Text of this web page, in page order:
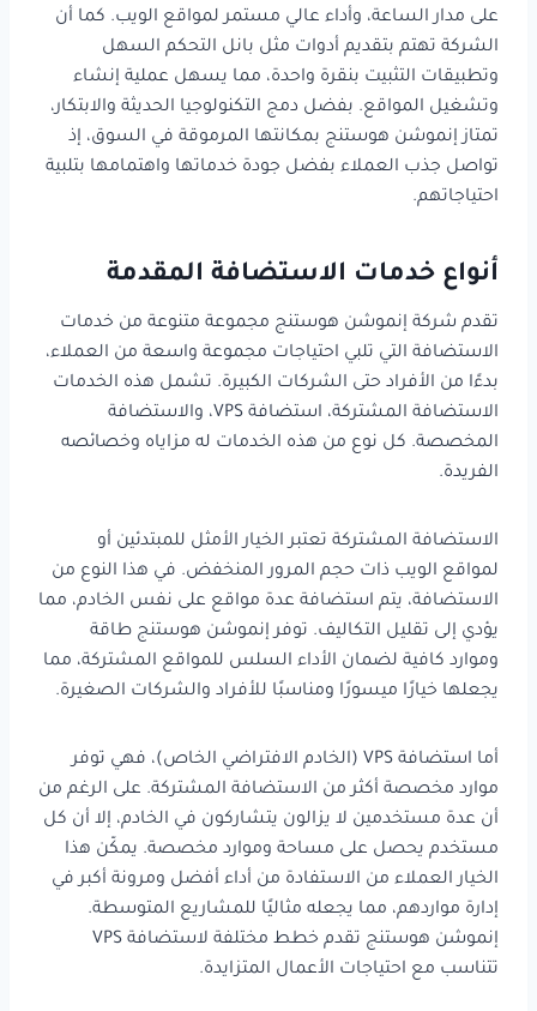
على مدار الساعة، وأداء عالي مستمر لمواقع الويب. كما أن
الشركة تهتم بتقديم أدوات مثل بانل التحكم السهل
وتطبيقات التثبيت بنقرة واحدة، مما يسهل عملية إنشاء
وتشغيل المواقع. بفضل دمج التكنولوجيا الحديثة والابتكار،
تمتاز إنموشن هوستنج بمكانتها المرموقة في السوق، إذ
تواصل جذب العملاء بفضل جودة خدماتها واهتمامها بتلبية
احتياجاتهم.
أنواع خدمات الاستضافة المقدمة
تقدم شركة إنموشن هوستنج مجموعة متنوعة من خدمات
الاستضافة التي تلبي احتياجات مجموعة واسعة من العملاء،
بدءًا من الأفراد حتى الشركات الكبيرة. تشمل هذه الخدمات
الاستضافة المشتركة، استضافة VPS، والاستضافة
المخصصة. كل نوع من هذه الخدمات له مزاياه وخصائصه
الفريدة.
الاستضافة المشتركة تعتبر الخيار الأمثل للمبتدئين أو
لمواقع الويب ذات حجم المرور المنخفض. في هذا النوع من
الاستضافة، يتم استضافة عدة مواقع على نفس الخادم، مما
يؤدي إلى تقليل التكاليف. توفر إنموشن هوستنج طاقة
وموارد كافية لضمان الأداء السلس للمواقع المشتركة، مما
يجعلها خيارًا ميسورًا ومناسبًا للأفراد والشركات الصغيرة.
أما استضافة VPS (الخادم الافتراضي الخاص)، فهي توفر
موارد مخصصة أكثر من الاستضافة المشتركة. على الرغم من
أن عدة مستخدمين لا يزالون يتشاركون في الخادم، إلا أن كل
مستخدم يحصل على مساحة وموارد مخصصة. يمكّن هذا
الخيار العملاء من الاستفادة من أداء أفضل ومرونة أكبر في
إدارة مواردهم، مما يجعله مثاليًا للمشاريع المتوسطة.
إنموشن هوستنج تقدم خطط مختلفة لاستضافة VPS
تتناسب مع احتياجات الأعمال المتزايدة.